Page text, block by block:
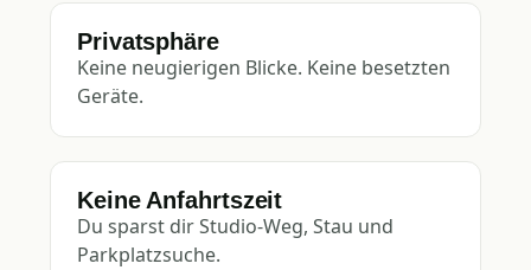
Privatsphäre
Keine neugierigen Blicke. Keine besetzten
Geräte.
Keine Anfahrtszeit
Du sparst dir Studio-Weg, Stau und
Parkplatzsuche.